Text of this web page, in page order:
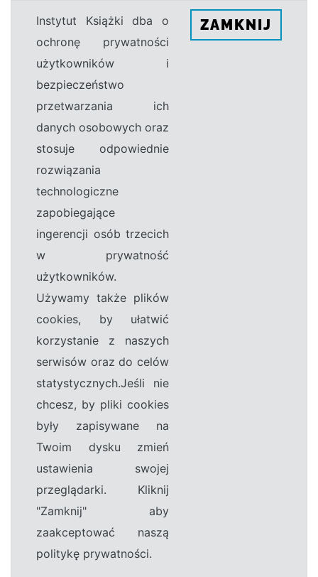
Instytut Książki dba o
ochronę prywatności
użytkowników i
bezpieczeństwo
przetwarzania ich
danych osobowych oraz
stosuje odpowiednie
rozwiązania
technologiczne
zapobiegające
ingerencji osób trzecich
w prywatność
użytkowników.
Używamy także plików
cookies, by ułatwić
korzystanie z naszych
serwisów oraz do celów
statystycznych.Jeśli nie
chcesz, by pliki cookies
były zapisywane na
Twoim dysku zmień
ustawienia swojej
przeglądarki. Kliknij
"Zamknij" aby
zaakceptować naszą
politykę prywatności.
ZAMKNIJ